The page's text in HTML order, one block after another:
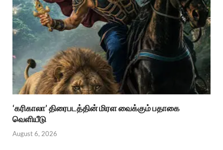
‘கரிகாலா’ திரைபடத்தின் மிரள வைக்கும் பதாகை
வெளியீடு
August 6, 2026